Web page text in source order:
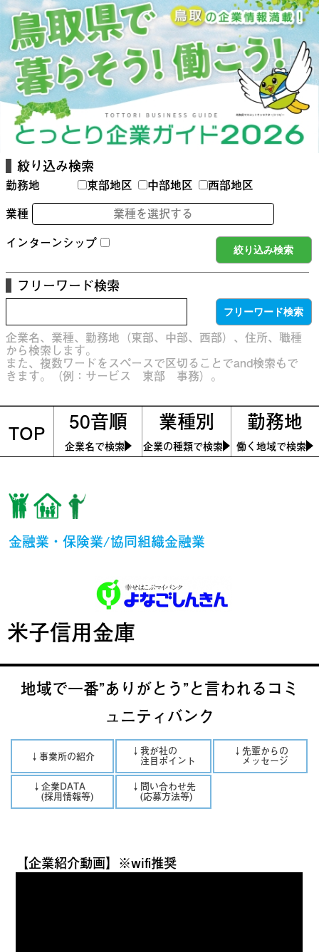
絞り込み検索
勤務地 東部地区 中部地区
西部地区
業種
業種を選択する
インターンシップ
フリーワード検索
企業名、業種、勤務地（東部、中部、西部）、住所、職種
から検索します。
また、複数ワードをスペースで区切ることでand検索もで
きます。（例：サービス 東部 事務）。
TOP 50音順
企業名で検索
業種別
企業の種類で検索
勤務地
働く地域で検索
金融業・保険業/協同組織金融業
米子信用金庫
地域で一番”ありがとう”と言われるコミ
ュニティバンク
↓事業所の紹介 ↓我が社の
注目ポイント
↓先輩からの
メッセージ
↓企業DATA
(採用情報等)
↓問い合わせ先
(応募方法等)
【企業紹介動画】※wifi推奨